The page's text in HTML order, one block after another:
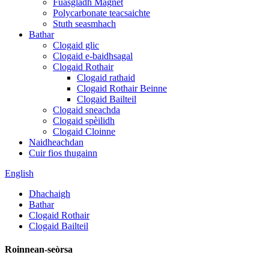
Fuasgladh Magnet
Polycarbonate teacsaichte
Stuth seasmhach
Bathar
Clogaid glic
Clogaid e-baidhsagal
Clogaid Rothair
Clogaid rathaid
Clogaid Rothair Beinne
Clogaid Bailteil
Clogaid sneachda
Clogaid spèilidh
Clogaid Cloinne
Naidheachdan
Cuir fios thugainn
English
Dhachaigh
Bathar
Clogaid Rothair
Clogaid Bailteil
Roinnean-seòrsa